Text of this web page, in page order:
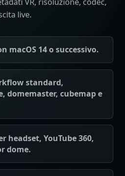
live.
macOS 14 o successivo.
standard,
domemaster, cubemap e
headset, YouTube 360,
dome.